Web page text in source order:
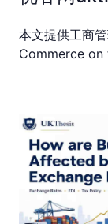
本文提供工商
Commerce on